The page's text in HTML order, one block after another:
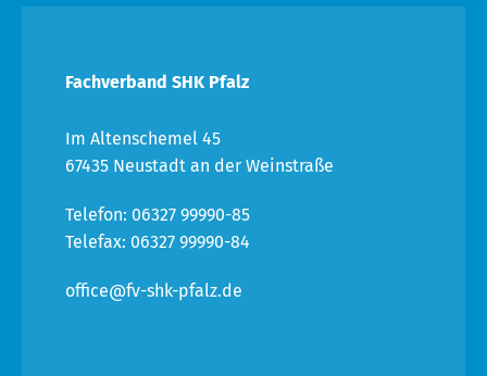
Fachverband SHK Pfalz
Im Altenschemel 45
67435 Neustadt an der Weinstraße
Telefon: 06327 99990-85
Telefax: 06327 99990-84
office@fv-shk-pfalz.de